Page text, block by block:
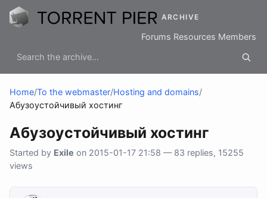
ARCHIVE
Forums Resources Members
Home/To the webmaster/Hosting and domains/
Абузоустойчивый хостинг
Абузоустойчивый хостинг
Started by Exile on 2015-01-17 21:58 — 83 replies, 15255
views